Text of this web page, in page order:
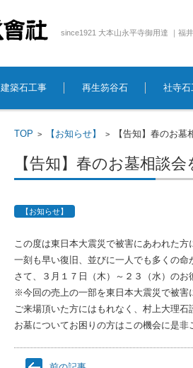
since1921 大本山永平寺御用達 ｜福
建築石工事 再生笏谷石 社寺石
TOP > 【お知らせ】 > 【告知】春のお墓
【告知】春のお墓相談会
【お知らせ】
この度は東日本大震災で被害にあわれた方
一刻も早い復旧、並びに一人でも多くの命
さて、３月１７日（木）～２３（水）のお
※今回の売上の一部を東日本大震災で被害
ご来場頂いた方にはもれなく、村上大理
お墓についてお困りの方はこの機会に是非